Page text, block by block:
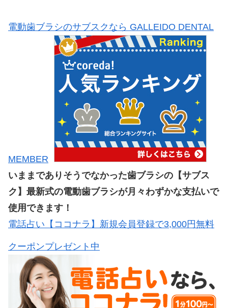
電動歯ブラシのサブスクなら GALLEIDO DENTAL
MEMBER
いままでありそうでなかった歯ブラシの【サブス
ク】最新式の電動歯ブラシが月々わずかな支払いで
使用できます！
電話占い【ココナラ】新規会員登録で3,000円無料
クーポンプレゼント中